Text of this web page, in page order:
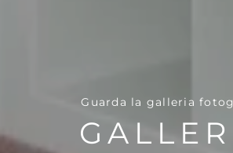
Guarda la galleria